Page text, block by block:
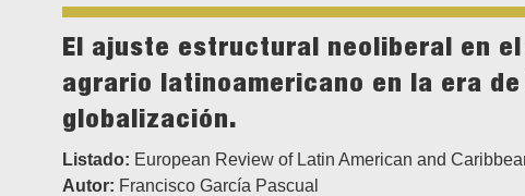
El ajuste estructural neoliberal en
agrario latinoamericano en la era de
globalización.
Listado: European Review of Latin American and
Autor: Francisco García Pascual